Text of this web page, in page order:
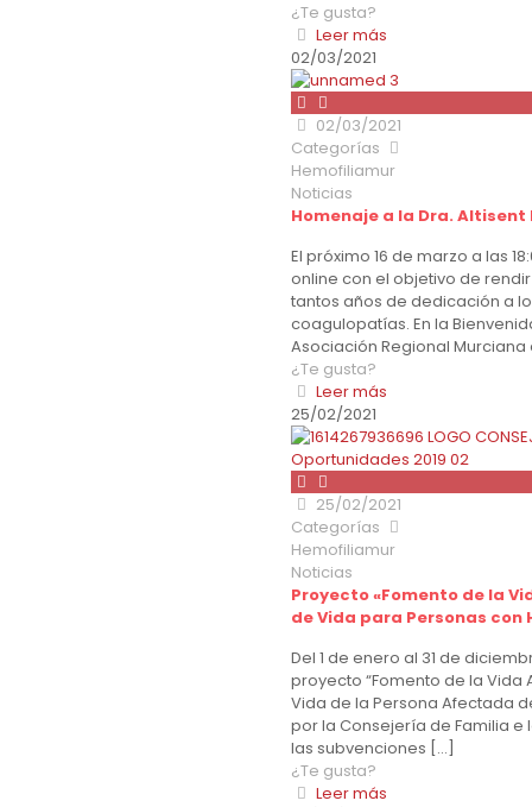
¿Te gusta?
Leer más
02/03/2021
02/03/2021
Categorías
Hemofiliamur
Noticias
Homenaje a la Dra. Altisent
El próximo 16 de marzo a las
online con el objetivo de
tantos años de dedicación a
coagulopatías. En la
Asociación Regional Murciana
¿Te gusta?
Leer más
25/02/2021
25/02/2021
Categorías
Hemofiliamur
Noticias
Proyecto «Fomento de la
de Vida para Personas con
Del 1 de enero al 31 de
proyecto “Fomento de la
Vida de la Persona Afectada
por la Consejería de Familia
las subvenciones […]
¿Te gusta?
Leer más